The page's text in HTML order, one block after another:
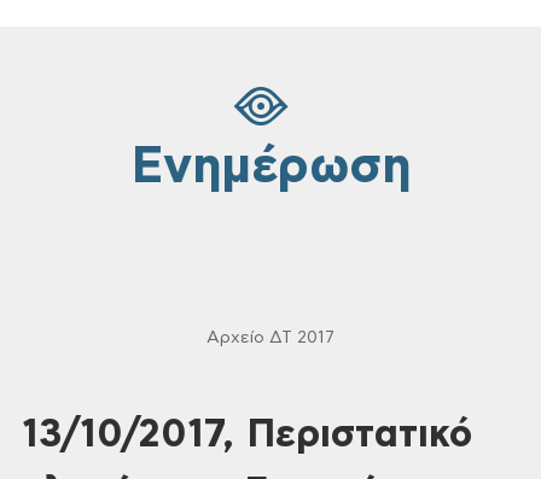
Ενημέρωση
Αρχείο ΔΤ 2017
13/10/2017, Περιστατικό